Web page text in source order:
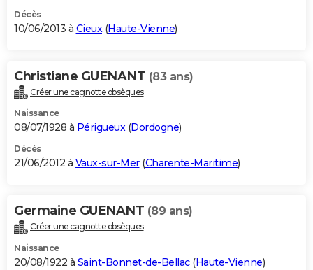
Décès
10/06/2013 à Cieux (Haute-Vienne)
Christiane GUENANT (83 ans)
Créer une cagnotte obsèques
Naissance
08/07/1928 à Périgueux(Dordogne)
Décès
21/06/2012 à Vaux-sur-Mer(Charente-Maritime)
Germaine GUENANT (89 ans)
Créer une cagnotte obsèques
Naissance
20/08/1922 à Saint-Bonnet-de-Bellac(Haute-Vienne)